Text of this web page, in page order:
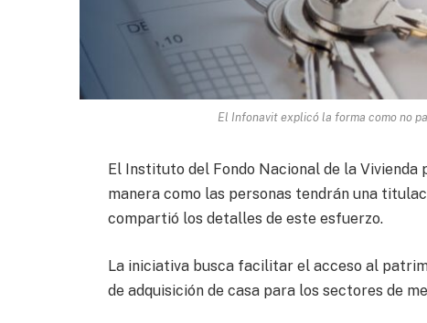
El Infonavit explicó la forma como no
El Instituto del Fondo Nacional de la Vivienda
manera como las personas tendrán una
compartió los detalles de este esfuerzo.
La iniciativa busca facilitar el acceso al
de adquisición de casa para los sectores de